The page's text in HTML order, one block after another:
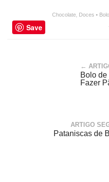
Chocolate Doces •
Save
←
Bolo de
Fazer
ARTIGO
Pataniscas de